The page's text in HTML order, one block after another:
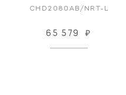
CHD2080AB/NRT-L
65 579 ₽